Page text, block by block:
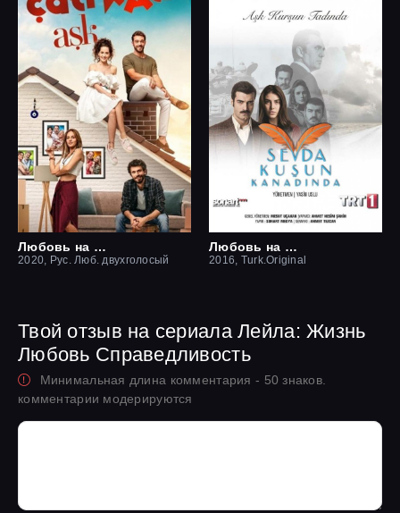
Любовь на крыше / Чердак любви
2020, Рус. Люб. двухголосый
Любовь на крыльях птицы
2016, Turk.Original
Твой отзыв на сериала Лейла: Жизнь
Любовь Справедливость
Минимальная длина комментария - 50 знаков.
комментарии модерируются